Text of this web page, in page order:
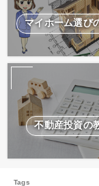
マイホーム選び
不動産投資の